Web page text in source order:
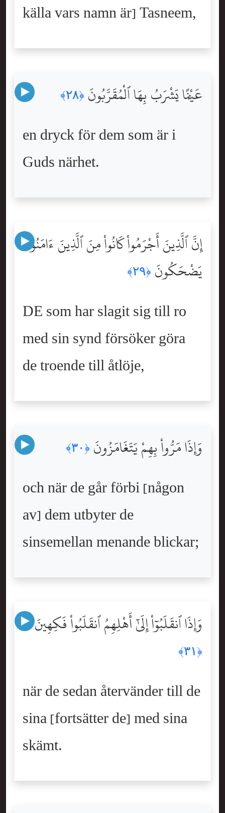
källa vars namn är] Tasneem,
عَيْنًۭا يَشْرَبُ بِهَا ٱلْمُقَرَّبُونَ ﴿٢٨﴾
en dryck för dem som är i
Guds närhet.
إِنَّ ٱلَّذِينَ أَجْرَمُواْ كَانُواْ مِنَ ٱلَّذِينَ ءَامَنُواْ
يَضْحَكُونَ ﴿٢٩﴾
DE som har slagit sig till ro
med sin synd försöker göra
de troende till åtlöje,
وَإِذَا مَرُّواْ بِهِمْ يَتَغَامَزُونَ ﴿٣٠﴾
och när de går förbi [någon
av] dem utbyter de
sinsemellan menande blickar;
وَإِذَا ٱنقَلَبُوٓاْ إِلَىٰٓ أَهْلِهِمُ ٱنقَلَبُواْ فَكِهِينَ
﴿٣١﴾
när de sedan återvänder till de
sina [fortsätter de] med sina
skämt.